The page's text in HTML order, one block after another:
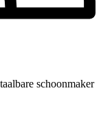
schoonmaker